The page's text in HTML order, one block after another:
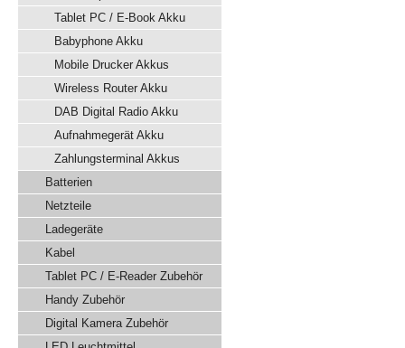
Tablet PC / E-Book Akku
Babyphone Akku
Mobile Drucker Akkus
Wireless Router Akku
DAB Digital Radio Akku
Aufnahmegerät Akku
Zahlungsterminal Akkus
Batterien
Netzteile
Ladegeräte
Kabel
Tablet PC / E-Reader Zubehör
Handy Zubehör
Digital Kamera Zubehör